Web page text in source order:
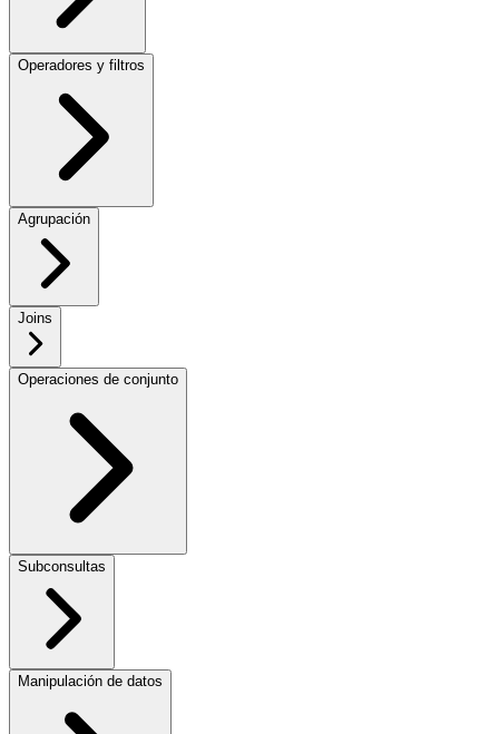
Operadores y filtros
Agrupación
Joins
Operaciones de conjunto
Subconsultas
Manipulación de datos